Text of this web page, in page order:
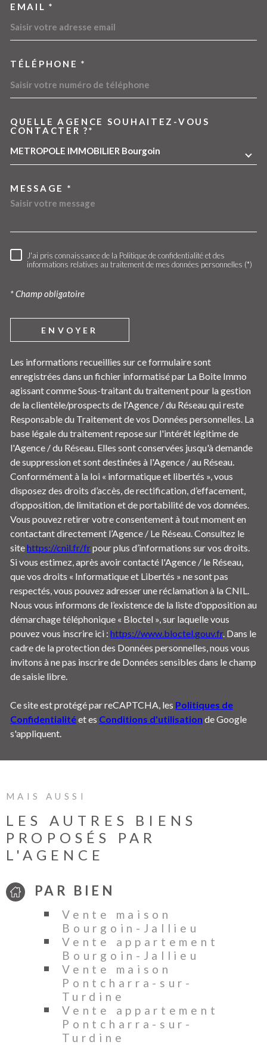
EMAIL *
TÉLÉPHONE *
QUELLE AGENCE SOUHAITEZ-VOUS
CONTACTER ?*
METROPOLE IMMOBILIER Bourgoin
MESSAGE *
RÈGLEMENTATION
J'ai pris connaissance de la Politique de confidentialité et des
informations relatives au traitement de mes données personnelles (*)
* Champ obligatoire
ENVOYER
Les informations recueillies sur ce formulaire sont
enregistrées dans un fichier informatisé par La Boite Immo
agissant comme Sous-traitant du traitement pour la gestion
de la clientèle/prospects de l'Agence / du Réseau qui reste
Responsable du Traitement de vos Données personnelles. La
base légale du traitement repose sur l'intérêt légitime de
l'Agence / du Réseau. Elles sont conservées jusqu'à demande
de suppression et sont destinées à l'Agence / au Réseau.
Conformément à la loi « informatique et libertés », vous
disposez des droits d’accès, de rectification, d’effacement,
d’opposition, de limitation et de portabilité de vos données.
Vous pouvez retirer votre consentement à tout moment en
contactant directement l’Agence / Le Réseau. Consultez le
sitehttps://cnil.fr/frpour plus d’informations sur vos droits.
Si vous estimez, après avoir contacté l'Agence / le Réseau,
que vos droits « Informatique et Libertés » ne sont pas
respectés, vous pouvez adresser une réclamation à la CNIL.
Nous vous informons de l’existence de la liste d'opposition au
démarchage téléphonique « Bloctel », sur laquelle vous
pouvez vous inscrire ici : https://www.bloctel.gouv.fr. Dans le
cadre de la protection des Données personnelles, nous vous
invitons à ne pas inscrire de Données sensibles dans le champ
de saisie libre.
Ce site est protégé par reCAPTCHA, les Politiques de
Confidentialitéet es Conditions d'utilisation de Google
s'appliquent.
MAIS AUSSI
LES AUTRES BIENS
PROPOSÉS PAR
L'AGENCE
PAR BIEN
Vente maison
Bourgoin-Jallieu
Vente appartement
Bourgoin-Jallieu
Vente maison
Pontcharra-sur-
Turdine
Vente appartement
Pontcharra-sur-
Turdine